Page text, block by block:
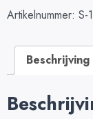
Artikelnummer: S-
Beschrijving